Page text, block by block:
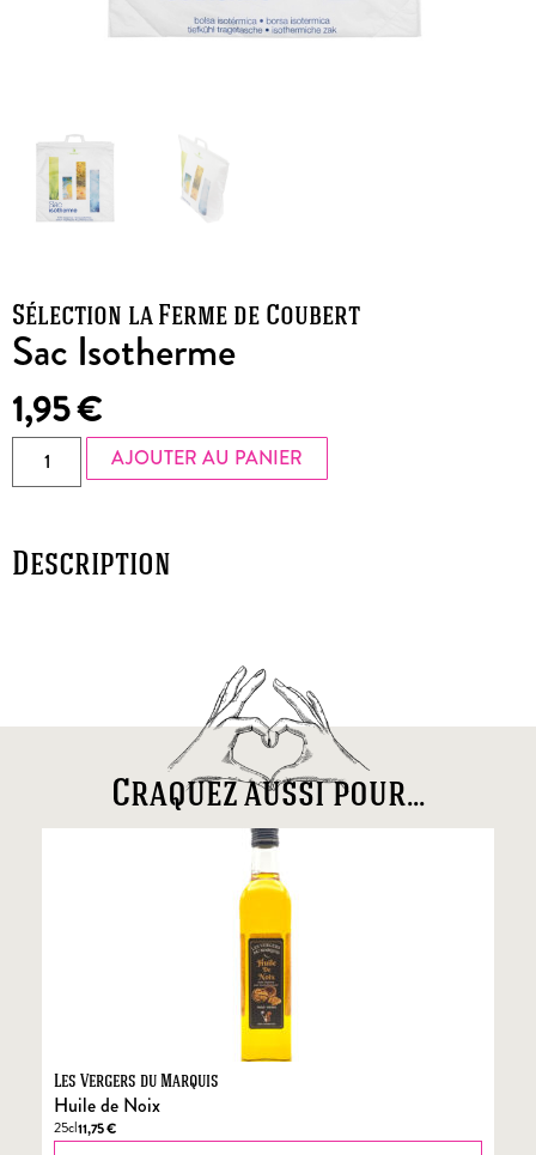
Sélection la Ferme de Coubert
Sac Isotherme
1,95€
AJOUTER AU PANIER
Description
Craquez aussi pour...
Les Vergers du Marquis
Huile de Noix
25cl11,75€